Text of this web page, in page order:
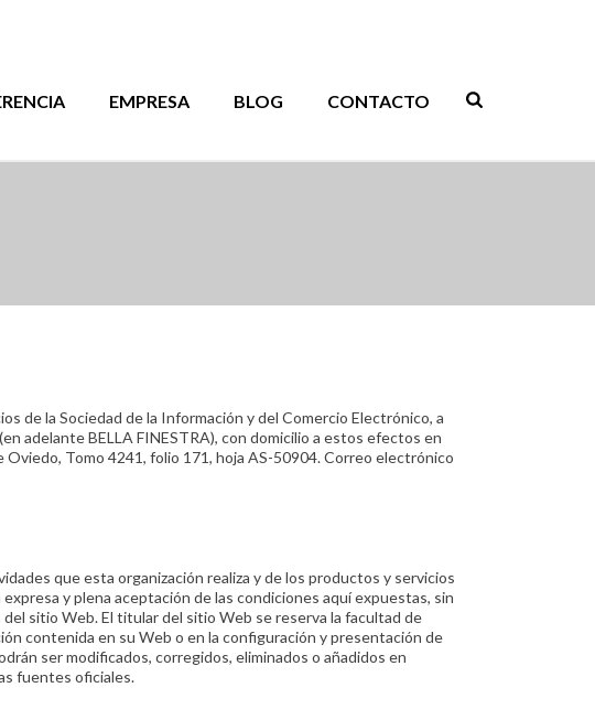
EMPRESA BLOG CONTACTO
de la Sociedad de la Información y del Comercio Electrónico, a
adelante BELLA FINESTRA), con domicilio a estos efectos en
Tomo 4241, folio 171, hoja AS-50904. Correo electrónico
que esta organización realiza y de los productos y servicios
y plena aceptación de las condiciones aquí expuestas, sin
sitio Web. El titular del sitio Web se reserva la facultad de
contenida en su Web o en la configuración y presentación de
ser modificados, corregidos, eliminados o añadidos en
fuentes oficiales.